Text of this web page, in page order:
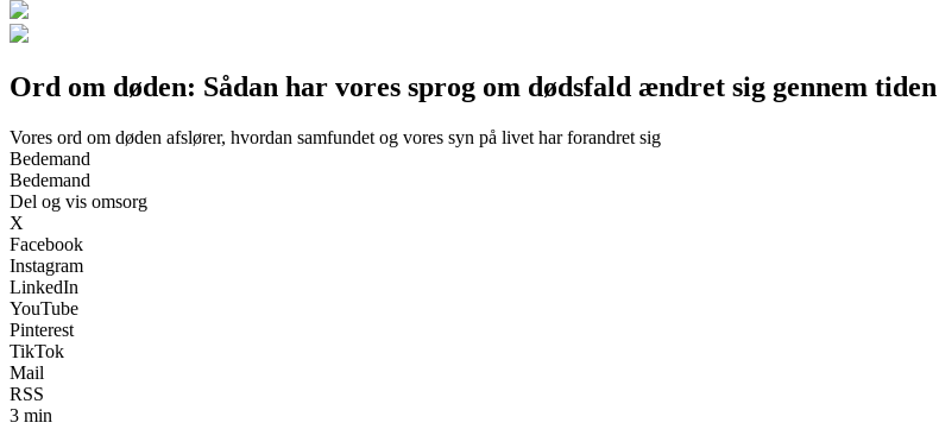
Ord om døden: Sådan har vores sprog om dødsfald ændret sig gennem tiden
Vores ord om døden afslører, hvordan samfundet og vores syn på livet har forandret sig
Bedemand
Bedemand
Del og vis omsorg
X
Facebook
Instagram
LinkedIn
YouTube
Pinterest
TikTok
Mail
RSS
3 min